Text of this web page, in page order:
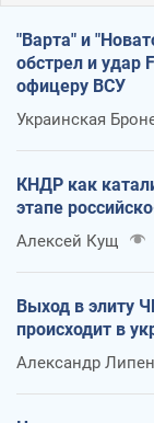
"Варта" и
обстрел и удар
офицеру ВСУ
Украинская
КНДР как
этапе
Алексей Кущ
Выход в элиту
происходит в
Александр